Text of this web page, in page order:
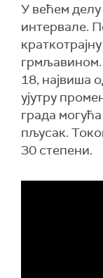
У већем
интервале.
18, највиша
ујутру
града
пљусак.
30 степени.